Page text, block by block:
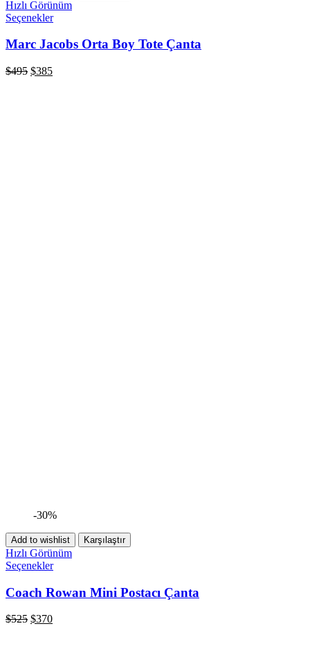
Hızlı Görünüm
Seçenekler
Marc Jacobs Orta Boy Tote Çanta
$495 $385
-30%
Add to wishlist Karşılaştır
Hızlı Görünüm
Seçenekler
Coach Rowan Mini Postacı Çanta
$525 $370